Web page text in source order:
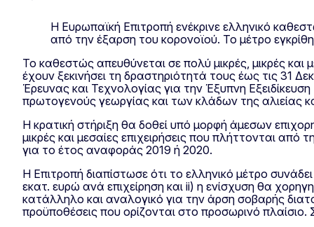
Η Ευρωπαϊκή Επιτροπή ενέκρινε ελληνικό
από την έξαρση του κορονοϊού. Το μέτρο
Το καθεστώς απευθύνεται σε πολύ μικρές, μικρές
έχουν ξεκινήσει τη δραστηριότητά τους έως τις 31
Έρευνας και Τεχνολογίας για την Έξυπνη
πρωτογενούς γεωργίας και των κλάδων της αλιείας
Η κρατική στήριξη θα δοθεί υπό μορφή άμεσων
μικρές και μεσαίες επιχειρήσεις που πλήττονται
για το έτος αναφοράς 2019 ή 2020.
Η Επιτροπή διαπίστωσε ότι το ελληνικό μέτρο
εκατ. ευρώ ανά επιχείρηση και ii) η ενίσχυση θα
κατάλληλο και αναλογικό για την άρση σοβαρής
προϋποθέσεις που ορίζονται στο προσωρινό πλαίσιο.